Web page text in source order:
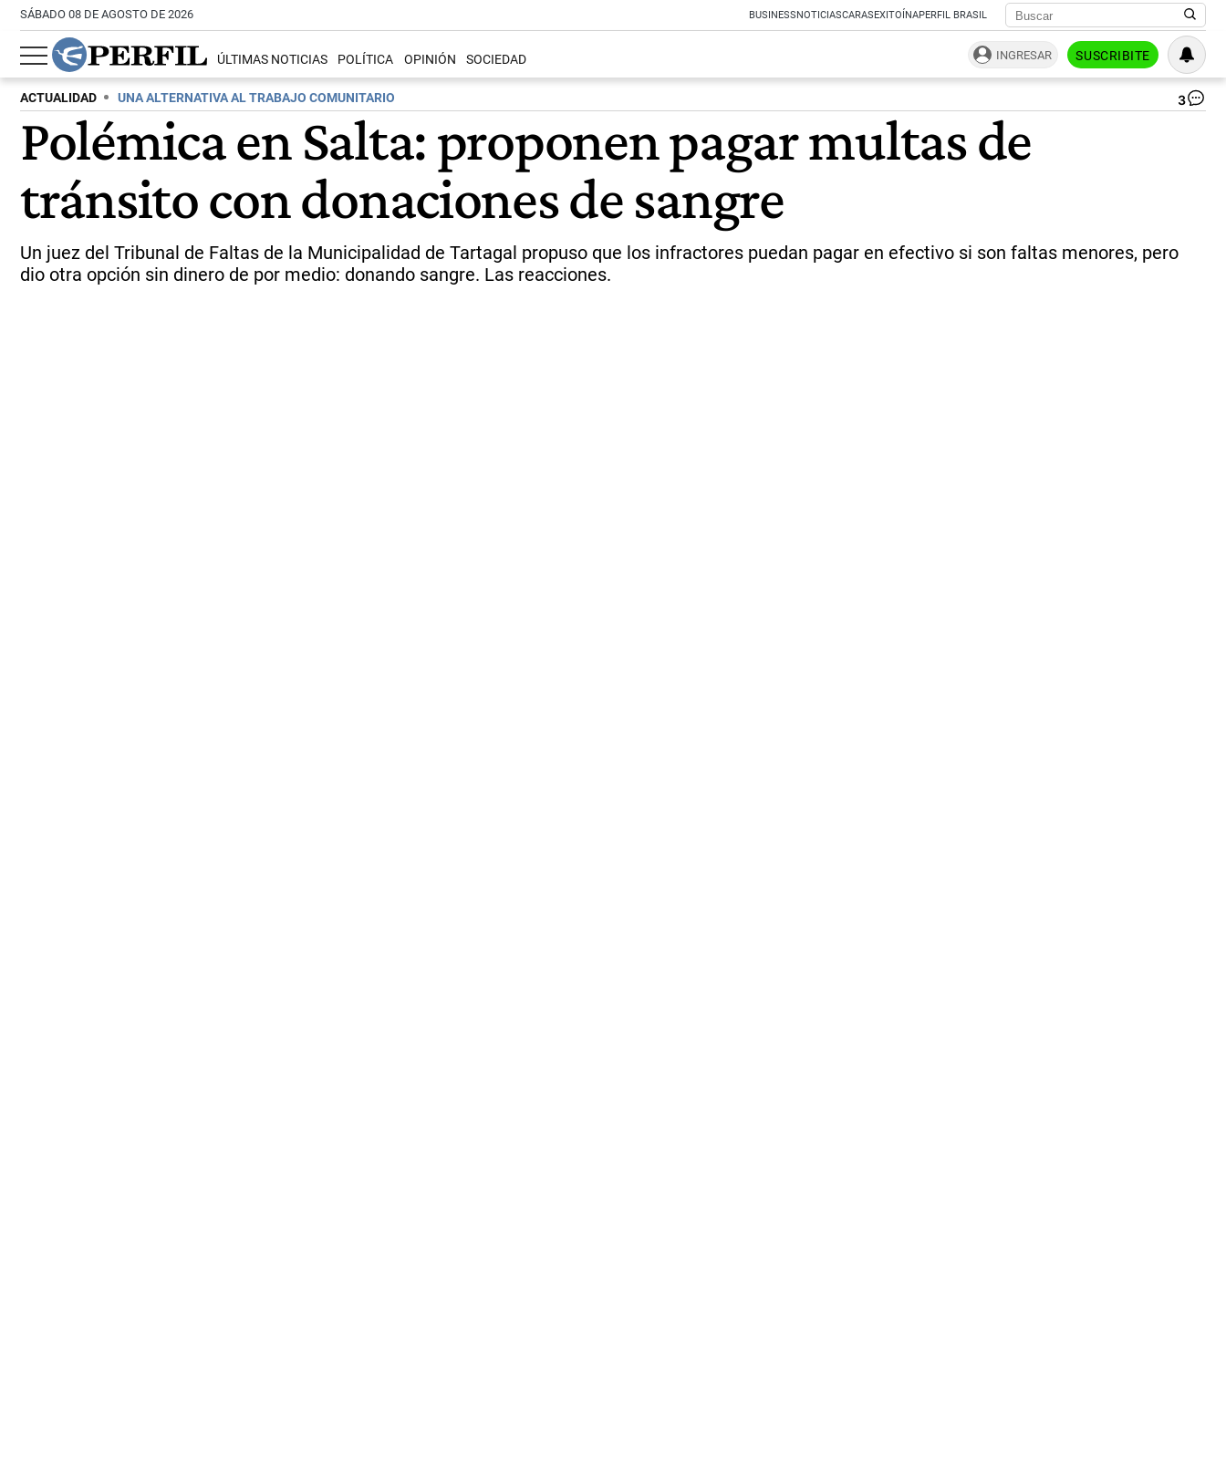
SÁBADO 08 DE AGOSTO DE 2026 BUSINESSNOTICIASCARASEXITOÍNAPERFIL BRASIL
ÚLTIMAS NOTICIAS POLÍTICA OPINIÓN SOCIEDAD INGRESAR SUSCRIBITE
ACTUALIDAD UNA ALTERNATIVA AL TRABAJO COMUNITARIO 3
Polémica en Salta: proponen pagar multas de
tránsito con donaciones de sangre
Un juez del Tribunal de Faltas de la Municipalidad de Tartagal propuso que los infractores puedan pagar en efectivo si son faltas menores, pero
dio otra opción sin dinero de por medio: donando sangre. Las reacciones.